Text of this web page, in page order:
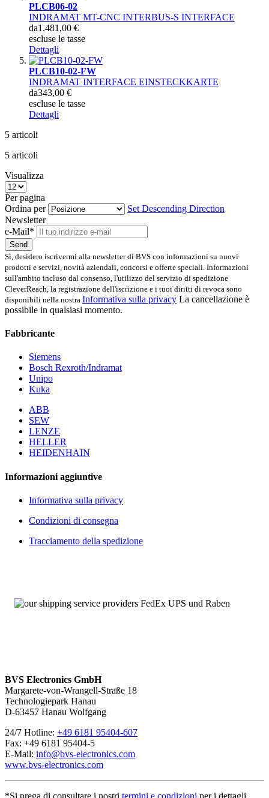
PLCB06-02
INDRAMAT MT-CNC INTERBUS-S INTERFACE
da1.481,00 €
escluse le tasse
Dettagli
PLCB10-02-FW
INDRAMAT INTERFACE EINSTECKKARTE
da343,00 €
escluse le tasse
Dettagli
5 articoli
5 articoli
Visualizza
Per pagina
Ordina per
Set Descending Direction
Newsletter
e-Mail*
Send
Sì, desidero iscrivermi alla newsletter di BVS con informazioni su nuovi
prodotti e servizi, novità aziendali, concorsi e offerte speciali. Informazioni
sull'ambito incluso dal consenso, l'utilizzo del servizio di spedizione
CleverReach, la registrazione dell'iscrizione e i tuoi diritti di revoca sono
disponibili nella nostra Informativa sulla privacy La cancellazione è
possibile in qualsiasi momento.
Fabbricante
Siemens
Bosch Rexroth/Indramat
Unipo
Kuka
ABB
SEW
LENZE
HELLER
HEIDENHAIN
Informazioni aggiuntive
Informativa sulla privacy
Condizioni di consegna
Tracciamento della spedizione
BVS Electronics GmbH
Margarete-von-Wrangell-Straße 18
Technologiepark Hanau
D-63457 Hanau Wolfgang
24/7 Hotline: +49 6181 95404-607
Fax: +49 6181 95404-5
E-Mail: info@bvs-electronics.com
www.bvs-electronics.com
*Si prega di consultare i nostri termini e condizioni per i dettagli